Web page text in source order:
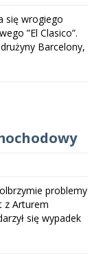
się wrogiego
”El Clasico”.
Barcelony,
problemy
z Arturem
się wypadek